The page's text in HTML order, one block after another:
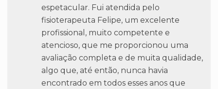
espetacular. Fui atendida pelo
fisioterapeuta Felipe, um excelente
profissional, muito competente e
atencioso, que me proporcionou uma
avaliação completa e de muita qualidade,
algo que, até então, nunca havia
encontrado em todos esses anos que